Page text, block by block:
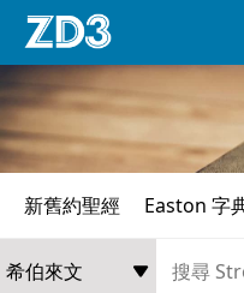
新舊約聖經 Easton 字